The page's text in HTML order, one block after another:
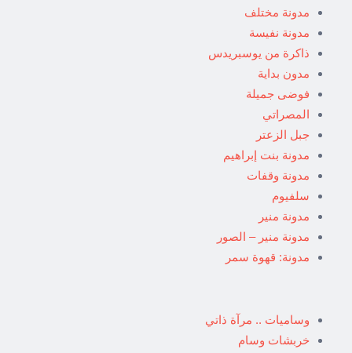
مدونة مختلف
مدونة نفيسة
ذاكرة من يوسبريدس
مدون بداية
فوضى جميلة
المصراتي
جبل الزعتر
مدونة بنت إبراهيم
مدونة وقفات
سلفيوم
مدونة منير
مدونة منير – الصور
مدونة: قهوة سمر
وساميات .. مرآة ذاتي
خربشات وسام